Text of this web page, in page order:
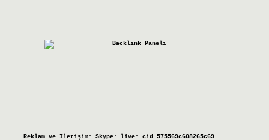
Reklam ve İletişim: Skype: live:.cid.575569c608265c69